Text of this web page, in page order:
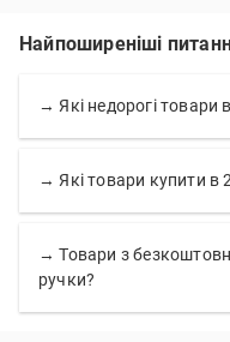
Найпоширеніші
→ Які недорогі товари
→ Які товари купити в
→ Товари з
ручки?